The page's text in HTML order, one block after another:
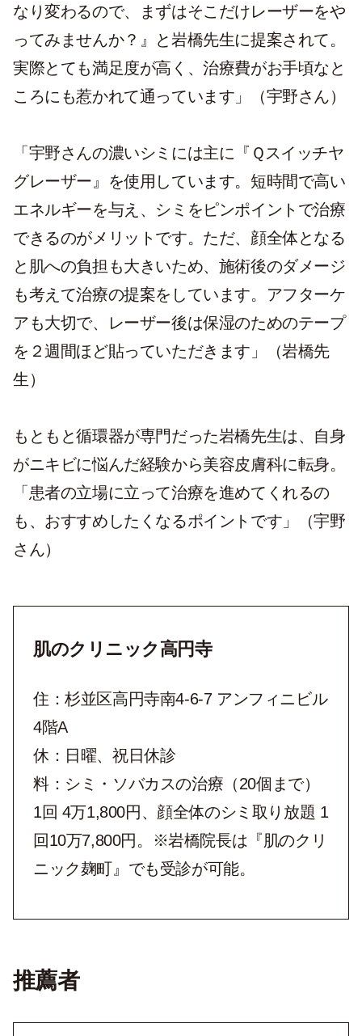
なり変わるので、まずはそこだけレーザーをや
ってみませんか？』と岩橋先生に提案されて。
実際とても満足度が高く、治療費がお手頃なと
ころにも惹かれて通っています」（宇野さん）
「宇野さんの濃いシミには主に『Ｑスイッチヤ
グレーザー』を使用しています。短時間で高い
エネルギーを与え、シミをピンポイントで治療
できるのがメリットです。ただ、顔全体となる
と肌への負担も大きいため、施術後のダメージ
も考えて治療の提案をしています。アフターケ
アも大切で、レーザー後は保湿のためのテープ
を２週間ほど貼っていただきます」（岩橋先
生）
もともと循環器が専門だった岩橋先生は、自身
がニキビに悩んだ経験から美容皮膚科に転身。
「患者の立場に立って治療を進めてくれるの
も、おすすめしたくなるポイントです」（宇野
さん）
肌のクリニック高円寺
住：杉並区高円寺南4-6-7 アンフィニビル
4階A
休：日曜、祝日休診
料：シミ・ソバカスの治療（20個まで）
1回 4万1,800円、顔全体のシミ取り放題 1
回10万7,800円。※岩橋院長は『肌のクリ
ニック麹町』でも受診が可能。
推薦者